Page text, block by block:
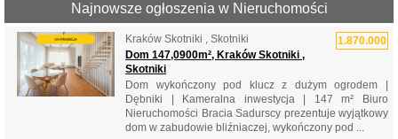
Najnowsze ogłoszenia w Nieruchomości
1.870.000
Kraków Skotniki , Skotniki
Dom 147,0900m², Kraków Skotniki ,
Skotniki
Dom wykończony pod klucz z dużym ogrodem |
Dębniki | Kameralna inwestycja | 147 m² Biuro
Nieruchomości Bracia Sadurscy prezentuje wyjątkowy
dom w zabudowie bliźniaczej, wykończony pod ...